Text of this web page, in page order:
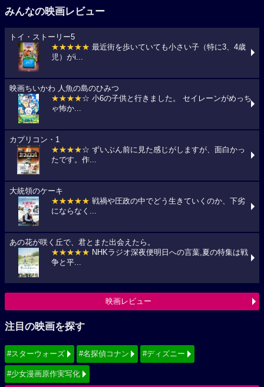
みんなの映画レビュー
トイ・ストーリー5
★★★★★ 最近街を歩いていても小さい子（特に3、4歳
児）がi...
映画ちいかわ 人魚の島のひみつ
★★★★☆ 小6の子供と行きました。 セイレーンがめっち
ゃ怖か...
カプリコン・1
★★★★☆ ずいぶん前に見た感じがしますが、面白かっ
たです。作...
大統領のケーキ
★★★★★ 戦禍や圧政の中でどう生きていくのか、下劣
にならなく...
あの花が咲く丘で、君とまた出会えたら。
★★★★★ NHKラジオ深夜便明日への言葉,夏の特集は戦
争と平...
映画レビュー
注目の映画を探す
#スターウォーズ #名探偵コナン #ディズニー
#少女漫画原作実写化